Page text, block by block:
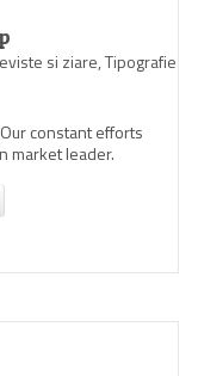
si ziare, Tipografie
constant efforts
market leader.